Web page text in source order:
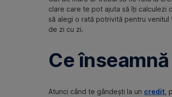
clare care te pot ajuta să îți calculezi
să alegi o rată potrivită pentru venitul
de zi cu zi.
Ce
Atunci când te gândești la un credit